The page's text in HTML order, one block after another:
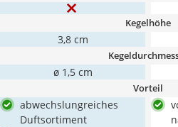
Kegelhöhe
3,8 cm
ø 1,5 cm
Vorteil
abwechslungreiches
Duftsortiment